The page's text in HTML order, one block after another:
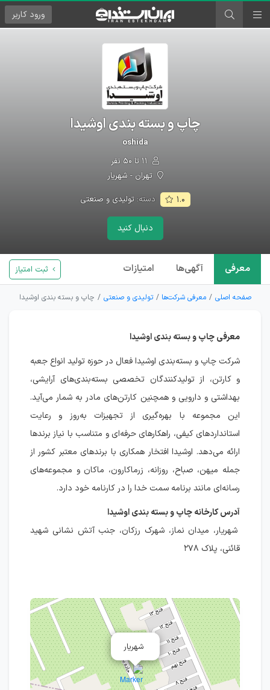
ورود کاربر
چاپ و بسته بندی اوشیدا
oshida
تهران - شهریار
۱.۰ دسته:تولیدی و صنعتی
دنبال کنید
معرفی آگهی‌ها امتیازات ثبت امتیاز
صفحه اصلی معرفی شرکت‌ها تولیدی و صنعتی چاپ و بسته بندی اوشیدا
معرفی چاپ و بسته بندی اوشیدا
شرکت چاپ و بسته‌بندی اوشیدا فعال در حوزه تولید انواع جعبه
و کارتن، از تولیدکنندگان تخصصی بسته‌بندی‌های آرایشی،
بهداشتی و دارویی و همچنین کارتن‌های مادر به شمار می‌آید.
این مجموعه با بهره‌گیری از تجهیزات به‌روز و رعایت
استانداردهای کیفی، راهکارهای حرفه‌ای و متناسب با نیاز برندها
ارائه می‌دهد. اوشیدا افتخار همکاری با برندهای معتبر کشور از
جمله میهن، صباح، روزانه، زرماکارون، ماکان و مجموعه‌های
رسانه‌ای مانند برنامه سمت خدا را در کارنامه خود دارد.
آدرس کارخانه چاپ و بسته بندی اوشیدا
شهریار، میدان نماز، شهرک رزکان، جنب آتش نشانی شهید
قائنی، پلاک ۲۷۸
شهریار